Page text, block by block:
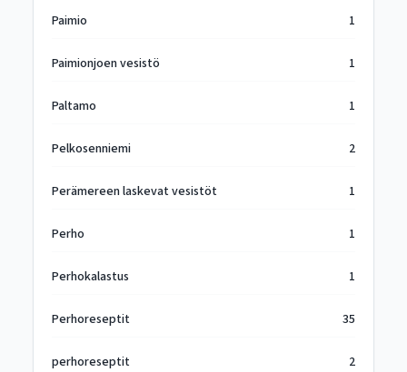
Paimio 1
Paimionjoen vesistö 1
Paltamo 1
Pelkosenniemi 2
Perämereen laskevat vesistöt 1
Perho 1
Perhokalastus 1
Perhoreseptit 35
perhoreseptit 2